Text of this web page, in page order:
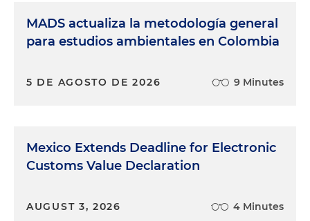
MADS actualiza la metodología general
para estudios ambientales en Colombia
5 DE AGOSTO DE 2026 9 Minutes
Mexico Extends Deadline for Electronic
Customs Value Declaration
AUGUST 3, 2026 4 Minutes